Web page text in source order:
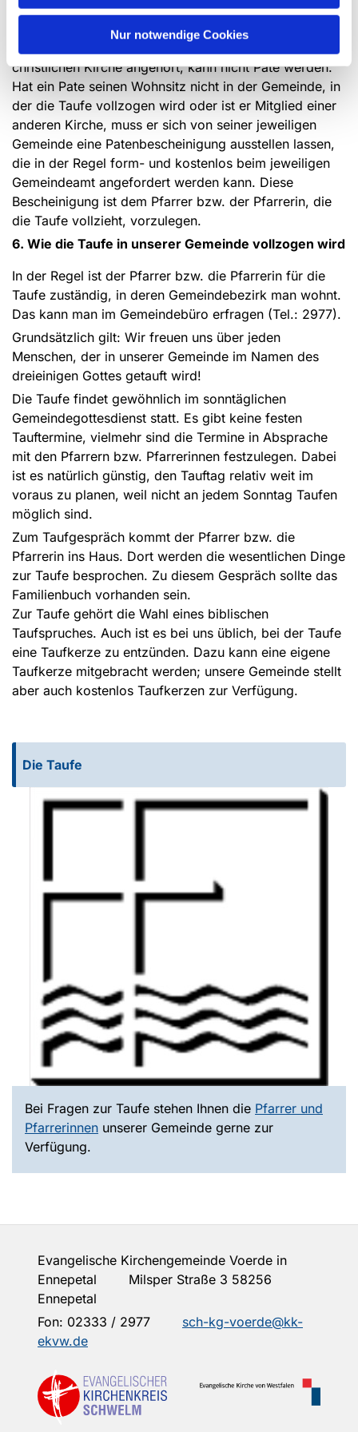
Nur notwendige Cookies
Auch ein Mitglied einer anderen christlichen Kirche, die
zum ACK (Arbeitsgemeinschaft Christlicher Kirchen)
christlichen Kirche angehört, kann nicht Pate werden.
Hat ein Pate seinen Wohnsitz nicht in der Gemeinde, in
der die Taufe vollzogen wird oder ist er Mitglied einer
anderen Kirche, muss er sich von seiner jeweiligen
Gemeinde eine Patenbescheinigung ausstellen lassen,
die in der Regel form- und kostenlos beim jeweiligen
Gemeindeamt angefordert werden kann. Diese
Bescheinigung ist dem Pfarrer bzw. der Pfarrerin, die
die Taufe vollzieht, vorzulegen.
6. Wie die Taufe in unserer Gemeinde vollzogen wird
In der Regel ist der Pfarrer bzw. die Pfarrerin für die
Taufe zuständig, in deren Gemeindebezirk man wohnt.
Das kann man im Gemeindebüro erfragen (Tel.: 2977).
Grundsätzlich gilt: Wir freuen uns über jeden
Menschen, der in unserer Gemeinde im Namen des
dreieinigen Gottes getauft wird!
Die Taufe findet gewöhnlich im sonntäglichen
Gemeindegottesdienst statt. Es gibt keine festen
Tauftermine, vielmehr sind die Termine in Absprache
mit den Pfarrern bzw. Pfarrerinnen festzulegen. Dabei
ist es natürlich günstig, den Tauftag relativ weit im
voraus zu planen, weil nicht an jedem Sonntag Taufen
möglich sind.
Zum Taufgespräch kommt der Pfarrer bzw. die
Pfarrerin ins Haus. Dort werden die wesentlichen Dinge
zur Taufe besprochen. Zu diesem Gespräch sollte das
Familienbuch vorhanden sein.
Zur Taufe gehört die Wahl eines biblischen
Taufspruches. Auch ist es bei uns üblich, bei der Taufe
eine Taufkerze zu entzünden. Dazu kann eine eigene
Taufkerze mitgebracht werden; unsere Gemeinde stellt
aber auch kostenlos Taufkerzen zur Verfügung.
Die Taufe
Bei Fragen zur Taufe stehen Ihnen die Pfarrer und
Pfarrerinnen unserer Gemeinde gerne zur
Verfügung.
Evangelische Kirchengemeinde Voerde in
Ennepetal Milsper Straße 3 58256
Ennepetal
Fon: 02333 / 2977
sch-kg-voerde@kk-
ekvw.de